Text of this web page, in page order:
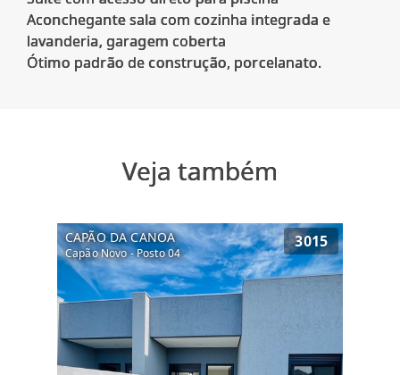
Aconchegante sala com cozinha integrada e
lavanderia, garagem coberta
Veja também
CAPÃO DA CANOA
Capão Novo - Posto 04
3015